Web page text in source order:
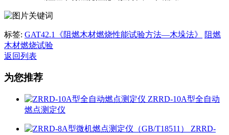
标签: GAT42.1《阻燃木材燃烧性能试验方法—木垛法》
阻燃
木材燃烧试验
返回列表
为您推荐
ZRRD-10A型全自动
燃点测定仪
ZRRD-